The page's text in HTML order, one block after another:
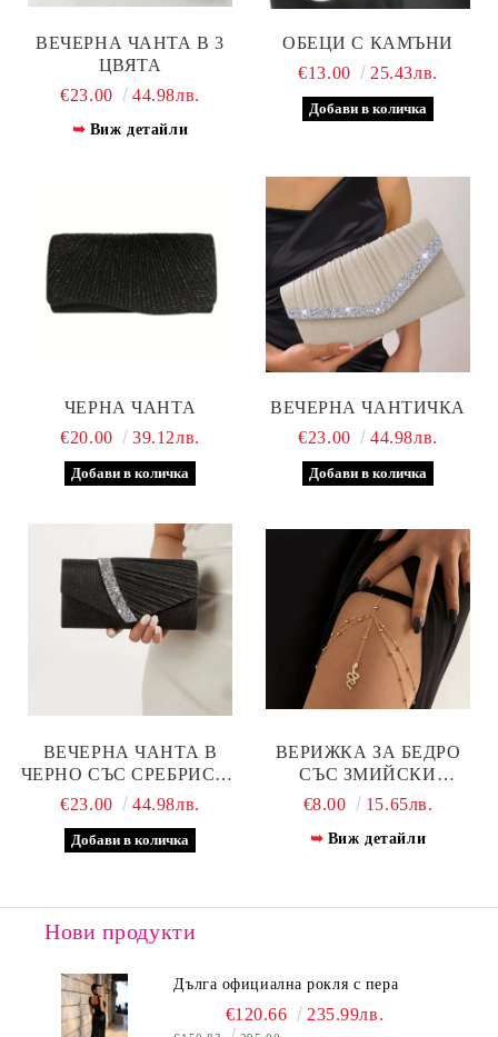
ВЕЧЕРНА ЧАНТА В 3
ЦВЯТА
€23.00
44.98лв.
Виж детайли
ОБЕЦИ С КАМЪНИ
€13.00
25.43лв.
ЧЕРНА ЧАНТА
€20.00
39.12лв.
ВЕЧЕРНА ЧАНТИЧКА
€23.00
44.98лв.
ВЕЧЕРНА ЧАНТА В
ЧЕРНО СЪС СРЕБРИСТА
ЛЕНТА
€23.00 44.98лв.
ВЕРИЖКА ЗА БЕДРО
СЪС ЗМИЙСКИ
МЕДАЛЬОН –
ВИЗИЯ
€8.00 15.65лв.
Виж детайли
Нови продукти
Дълга официална рокля с пера
€120.66 235.99лв.